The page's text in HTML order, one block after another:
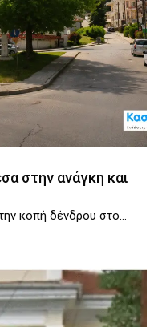
στην ανάγκη και
κοπή δένδρου στο...